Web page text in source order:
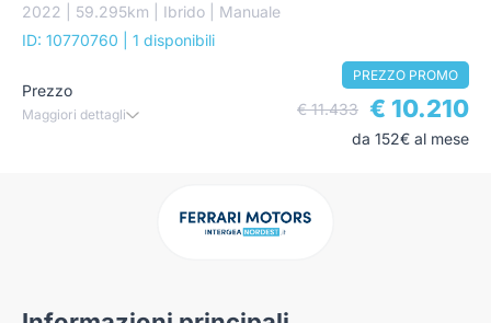
2022 | 59.295km | Ibrido | Manuale
ID: 10770760
| 1 disponibili
Prezzo
Maggiori dettagli
PREZZO PROMO
€ 11.433 € 10.210
da 152€ al mese